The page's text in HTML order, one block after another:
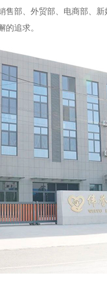
部、外贸部、电商部、新
追求。